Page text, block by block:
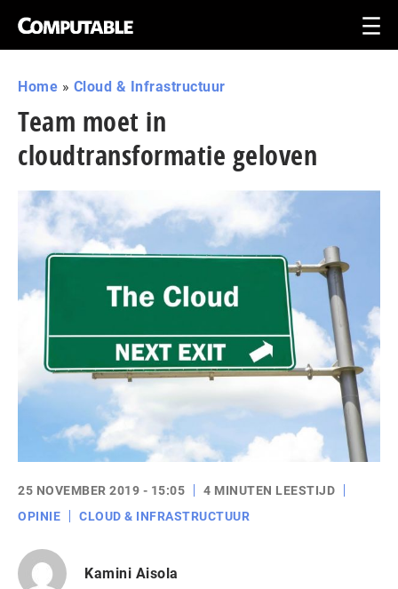
Home » Cloud & Infrastructuur
Team moet in
cloudtransformatie geloven
25 NOVEMBER 2019 - 15:05
4 MINUTEN LEESTIJD
OPINIE
CLOUD & INFRASTRUCTUUR
Kamini Aisola